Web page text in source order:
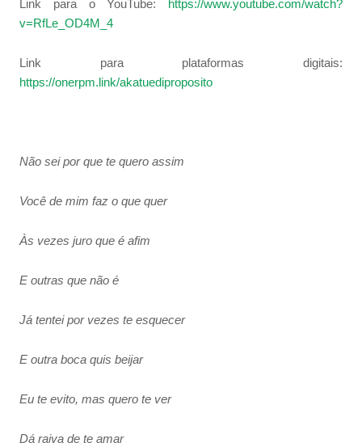
Link para o YouTube:
https://www.youtube.com/watch?
v=RfLe_OD4M_4
Link para plataformas digitais:
https://onerpm.link/akatuediproposito
Não sei por que te quero assim
Você de mim faz o que quer
Às vezes juro que é afim
E outras que não é
Já tentei por vezes te esquecer
E outra boca quis beijar
Eu te evito, mas quero te ver
Dá raiva de te amar